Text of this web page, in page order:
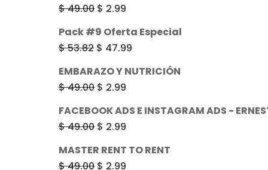
$49.00 El
precio
original
era:
$ 49.00.
$ 2.99
actual
$ 2.99.
Pack #9 Oferta Especial
$53.82 El
original
era:
$ 53.82.
$ 47.99
$ 47.99.
EMBARAZO Y NUTRICIÓN
$49.00 El
original
era:
$ 49.00.
$ 2.99
$ 2.99.
FACEBOOK ADS E INSTAGRAM ADS -
$49.00 El
original
$ 2.99
MASTER RENT TO RENT
$49.00 El
$ 2.99